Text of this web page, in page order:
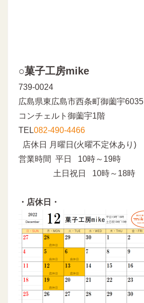
○菓子工房mike
739-0024
広島県東広島市西条町御薗宇6035
コンチェルト御薗宇1階
TEL082-490-4466
店休日 月曜日(火曜不定休あり)
営業時間 平日 10時～19時
土日祝日 10時～18時
・店休日・